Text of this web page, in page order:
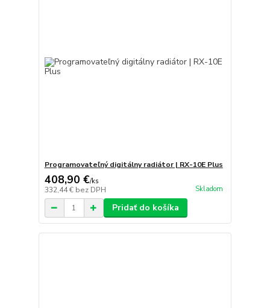
Programovateľný digitálny radiátor | RX-10E Plus
408,90 €/ks
332,44 € bez DPH Skladom
Pridať do košíka